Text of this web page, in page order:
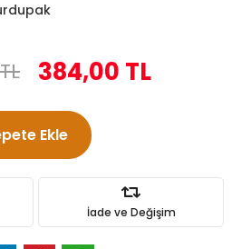
384,00 TL
Ekle
İade ve Değişim